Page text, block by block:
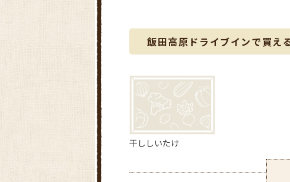
飯田高原ドライブインで買え
干ししいたけ